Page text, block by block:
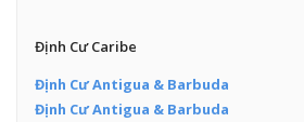
Định Cư Caribe
Định Cư Antigua & Barbuda
Định Cư Antigua & Barbuda